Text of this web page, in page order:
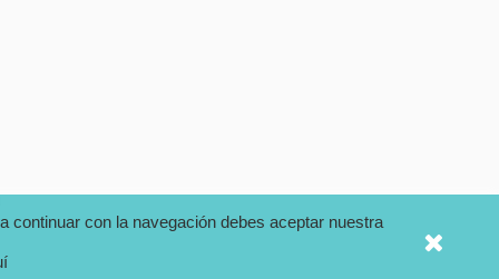
continuar con la navegación debes aceptar nuestra